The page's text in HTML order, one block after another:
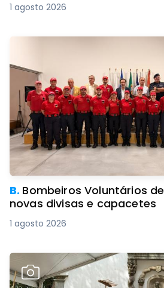
1 agosto 2026
B. Bombeiros Voluntários
novas divisas e capacetes
1 agosto 2026